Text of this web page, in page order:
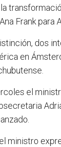
Frank
dos
en
el
ministro